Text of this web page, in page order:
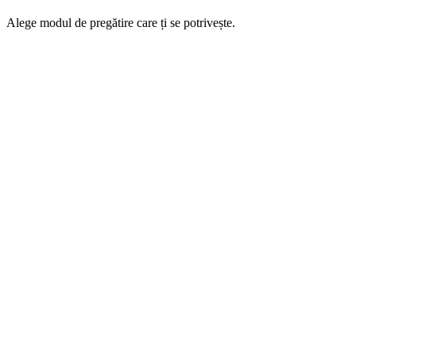
Alege modul de pregătire care ți se potrivește.